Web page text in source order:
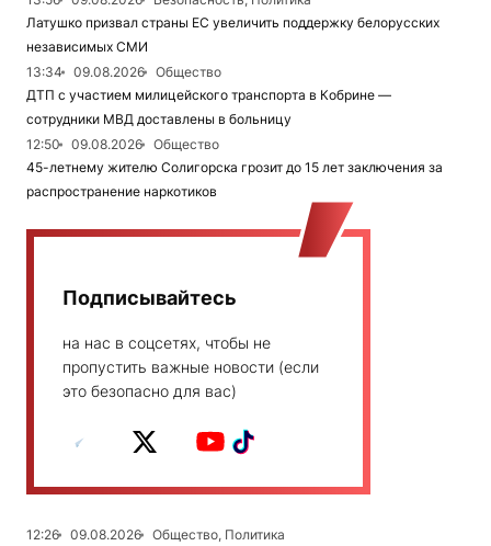
Латушко призвал страны ЕС увеличить поддержку белорусских
независимых СМИ
13:34
09.08.2026
Общество
ДТП с участием милицейского транспорта в Кобрине —
сотрудники МВД доставлены в больницу
12:50
09.08.2026
Общество
45-летнему жителю Солигорска грозит до 15 лет заключения за
распространение наркотиков
Подписывайтесь
на нас в соцсетях, чтобы не
пропустить важные новости (если
это безопасно для вас)
12:26 09.08.2026
Общество, Политика